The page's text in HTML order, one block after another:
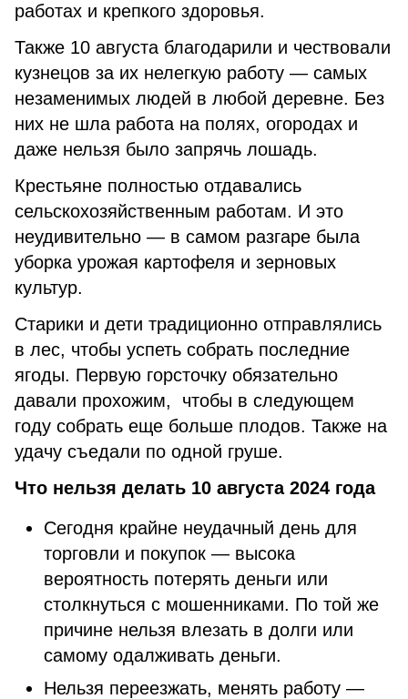
работах и крепкого здоровья.
Также 10 августа благодарили и чествовали
кузнецов за их нелегкую работу — самых
незаменимых людей в любой деревне. Без
них не шла работа на полях, огородах и
даже нельзя было запрячь лошадь.
Крестьяне полностью отдавались
сельскохозяйственным работам. И это
неудивительно — в самом разгаре была
уборка урожая картофеля и зерновых
культур.
Старики и дети традиционно отправлялись
в лес, чтобы успеть собрать последние
ягоды. Первую горсточку обязательно
давали прохожим, чтобы в следующем
году собрать еще больше плодов. Также на
удачу съедали по одной груше.
Что нельзя делать 10 августа 2024 года
Сегодня крайне неудачный день для
торговли и покупок — высока
вероятность потерять деньги или
столкнуться с мошенниками. По той же
причине нельзя влезать в долги или
самому одалживать деньги.
Нельзя переезжать, менять работу —